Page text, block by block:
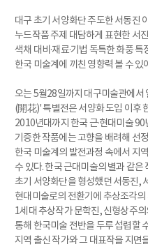
대구 초기 서양화단 주도한 서동진
누드작품 주제 대담하게 표현한 서
색채 대비·재료·기법 독특한 화풍 특
한국 미술계에 끼친 영향력 볼 수 있
오는 5월28일까지 대구미술관에서
(開花)' 특별전은 서양화 도입 이후
2010년대까지 한국 근·현대미술
기증한 작품에는 고향을 배려해 선
한국 미술계의 발전과정 속에서 지
수 있다. 한국 근대미술의 별과 같은
초기 서양화단을 형성했던 서동진,
현대미술로의 전환기에 추상조각
1세대 추상작가 문학진, 신형상주
통해 한국미술 전반을 두루 섭렵할
지역 출신 작가와 그 대표작을 지면